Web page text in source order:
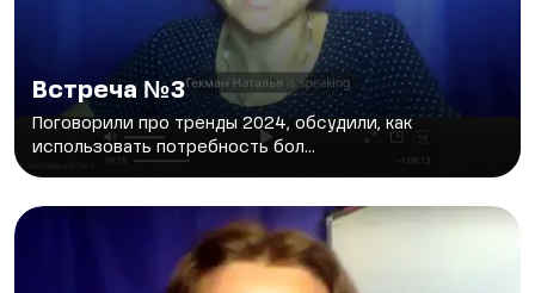
Встреча №3
Поговорили про тренды 2024, обсудили, как
использовать потребность бол...